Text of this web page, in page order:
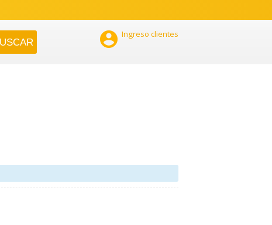
 Ingreso clientes